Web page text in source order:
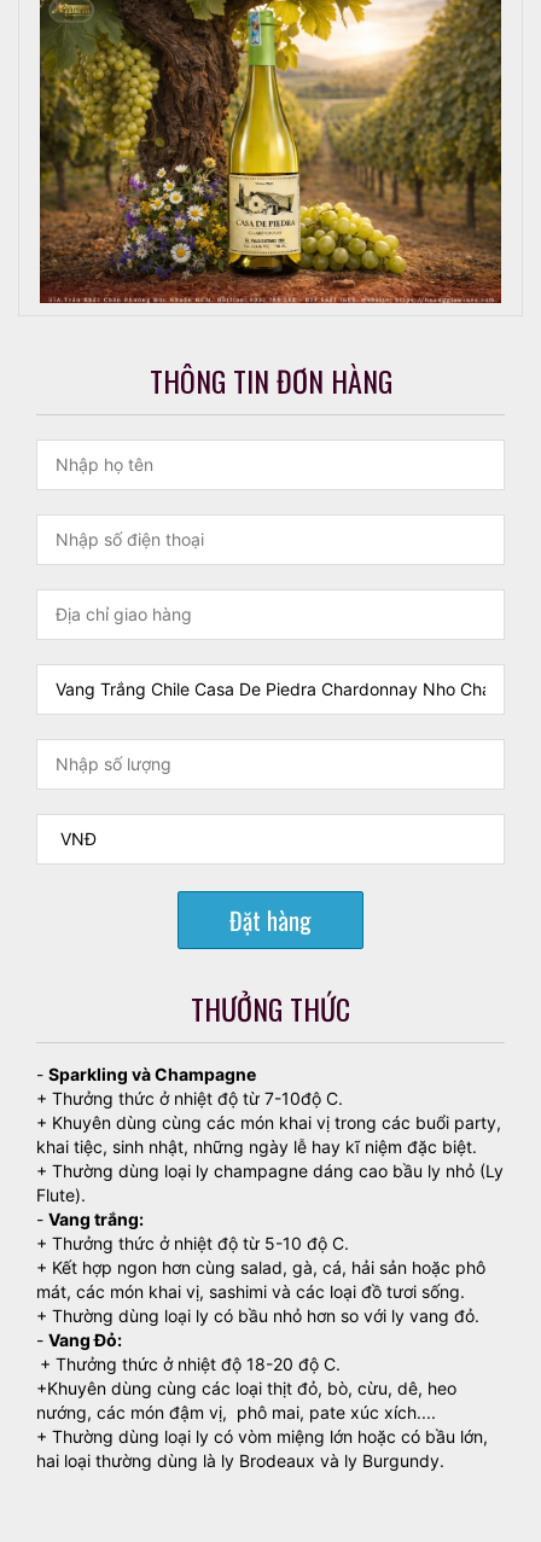
THÔNG TIN ĐƠN HÀNG
Đặt hàng
THƯỞNG THỨC
- Sparkling và Champagne
+ Thưởng thức ở nhiệt độ từ 7-10độ C.
+ Khuyên dùng cùng các món khai vị trong các buổi party,
khai tiệc, sinh nhật, những ngày lễ hay kĩ niệm đặc biệt.
+ Thường dùng loại ly champagne dáng cao bầu ly nhỏ (Ly
Flute).
- Vang trắng:
+ Thưởng thức ở nhiệt độ từ 5-10 độ C.
+ Kết hợp ngon hơn cùng salad, gà, cá, hải sản hoặc phô
mát, các món khai vị, sashimi và các loại đồ tươi sống.
+ Thường dùng loại ly có bầu nhỏ hơn so với ly vang đỏ.
- Vang Đỏ:
+ Thưởng thức ở nhiệt độ 18-20 độ C.
+Khuyên dùng cùng các loại thịt đỏ, bò, cừu, dê, heo
nướng, các món đậm vị, phô mai, pate xúc xích....
+ Thường dùng loại ly có vòm miệng lớn hoặc có bầu lớn,
hai loại thường dùng là ly Brodeaux và ly Burgundy.